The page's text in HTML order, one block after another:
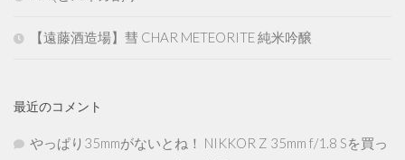
【遠藤酒造場】彗 CHAR METEORITE 純米吟醸
最近のコメント
やっぱり35mmがないとね！ NIKKOR Z 35mm f/1.8 Sを買っ